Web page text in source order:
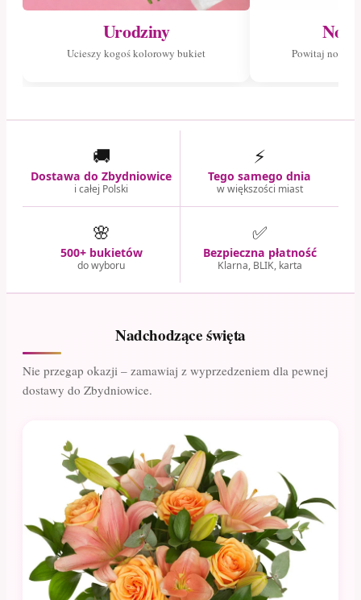
Urodziny
Ucieszy kogoś kolorowy bukiet Powitaj
🚚
Dostawa do Zbydniowice
i całej Polski
⚡
Tego samego dnia
w większości miast
🌸
500+ bukietów
do wyboru
✅
Bezpieczna płatność
Klarna, BLIK, karta
Nadchodzące święta
Nie przegap okazji – zamawiaj z wyprzedzeniem dla pewnej
dostawy do Zbydniowice.